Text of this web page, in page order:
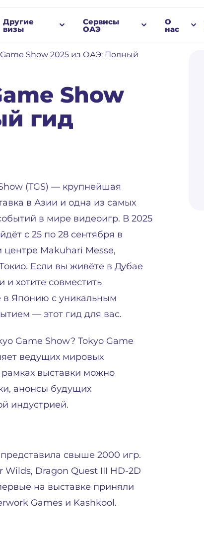
Другие
визы
Сервисы
ОАЭ
О
нас
Show 2025 из ОАЭ: Полный
Show
гид
(TGS) — крупнейшая
в Азии и одна из самых
в мире видеоигр. В 2025
с 25 по 28 сентября в
центре Makuhari Messe,
Если вы живёте в Дубае
и хотите совместить
в Японию с уникальным
— этот гид для вас.
Game Show? Tokyo Game
ведущих мировых
выставки можно
анонсы будущих
индустрией.
свыше 2000 игр.
Dragon Quest III HD-2D
на выставке приняли
Games и Kashkool.